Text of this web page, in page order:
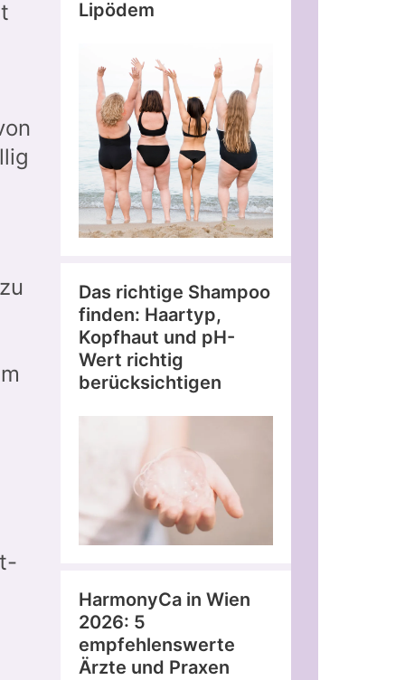
Lipödem
Das richtige Shampoo
finden: Haartyp,
Kopfhaut und pH-
Wert richtig
berücksichtigen
HarmonyCa in Wien
2026: 5
empfehlenswerte
Ärzte und Praxen